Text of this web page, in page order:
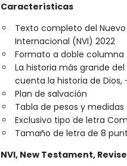
Características
Texto completo del
Internacional (NVI) 2022
Formato a doble columna
La historia más grande
cuenta la historia de
Plan de salvación
Tabla de pesos y medidas
Exclusivo tipo de letra
Tamaño de letra de 8
NVI, New Testament,